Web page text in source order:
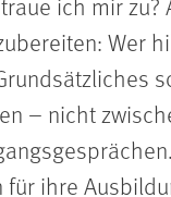
Wer
– nicht
für ihre